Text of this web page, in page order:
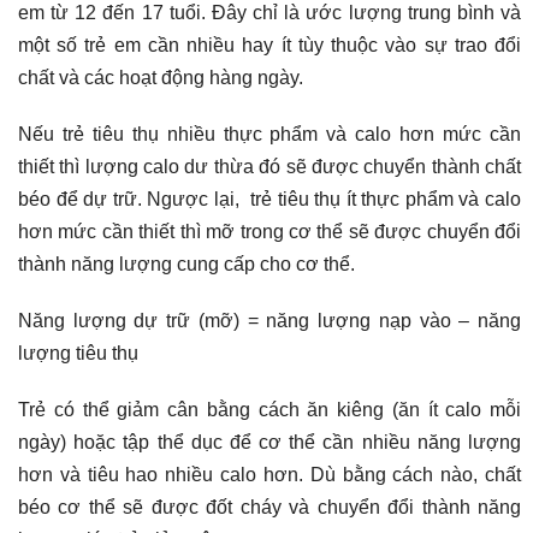
em từ 12 đến 17 tuổi. Đây chỉ là ước lượng trung bình và
một số trẻ em cần nhiều hay ít tùy thuộc vào sự trao đổi
chất và các hoạt động hàng ngày.
Nếu trẻ tiêu thụ nhiều thực phẩm và calo hơn mức cần
thiết thì lượng calo dư thừa đó sẽ được chuyển thành chất
béo để dự trữ. Ngược lại, trẻ tiêu thụ ít thực phẩm và calo
hơn mức cần thiết thì mỡ trong cơ thể sẽ được chuyển đổi
thành năng lượng cung cấp cho cơ thể.
Năng lượng dự trữ (mỡ) = năng lượng nạp vào – năng
lượng tiêu thụ
Trẻ có thể giảm cân bằng cách ăn kiêng (ăn ít calo mỗi
ngày) hoặc tập thể dục để cơ thể cần nhiều năng lượng
hơn và tiêu hao nhiều calo hơn. Dù bằng cách nào, chất
béo cơ thể sẽ được đốt cháy và chuyển đổi thành năng